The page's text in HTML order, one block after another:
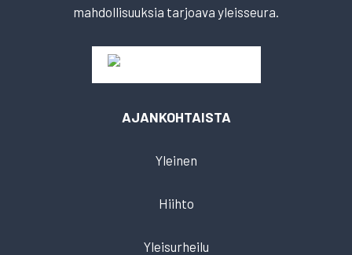
mahdollisuuksia tarjoava yleisseura.
AJANKOHTAISTA
Yleinen
Hiihto
Yleisurheilu